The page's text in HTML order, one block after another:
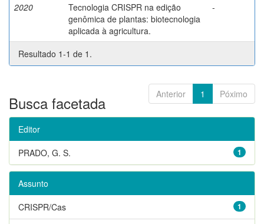
2020
Tecnologia CRISPR na edição
genômica de plantas: biotecnologia
aplicada à agricultura.
-
Resultado 1-1 de 1.
Anterior 1 Póximo
Busca facetada
Editor
1
PRADO, G. S.
Assunto
1
CRISPR/Cas